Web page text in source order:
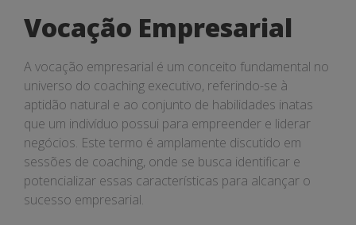
Vocação Empresarial
A vocação empresarial é um conceito fundamental no
universo do coaching executivo, referindo-se à
aptidão natural e ao conjunto de habilidades inatas
que um indivíduo possui para empreender e liderar
negócios. Este termo é amplamente discutido em
sessões de coaching, onde se busca identificar e
potencializar essas características para alcançar o
sucesso empresarial.